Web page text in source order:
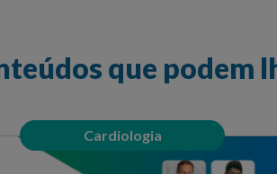
que podem
Cardiologia